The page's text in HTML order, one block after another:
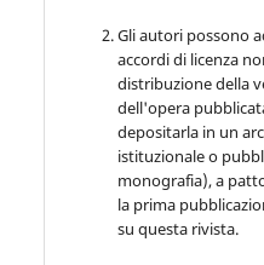
Gli autori possono
accordi di licenza
distribuzione della
dell'opera
depositarla in un
istituzionale o
monografia), a
la prima
su questa rivista.